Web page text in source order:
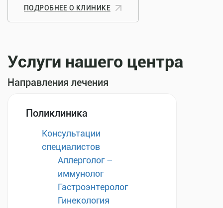
ПОДРОБНЕЕ О КЛИНИКЕ
Услуги нашего центра
Направления лечения
Поликлиника
Консультации
специалистов
Аллерголог –
иммунолог
Гастроэнтеролог
Гинекология